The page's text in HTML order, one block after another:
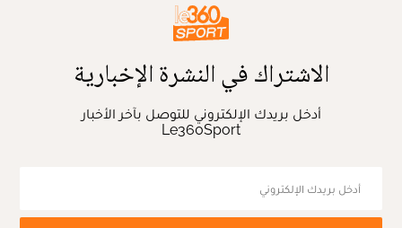
الاشتراك في النشرة الإخبارية
أدخل بريدك الإلكتروني للتوصل بآخر الأخبار
Le360Sport